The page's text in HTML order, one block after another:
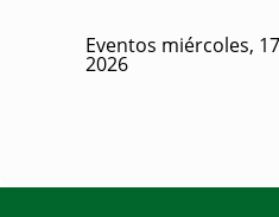
Eventos miércoles,
2026